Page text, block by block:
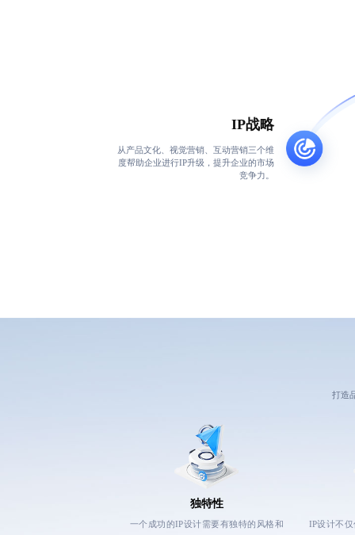
IP战略
从产品文化、视觉营销、互动营销三个维
度帮助企业进行IP升级，提升企业的市场
竞争力。
打造
独特性
一个成功的IP设计需要有独特的风格和
IP设计不